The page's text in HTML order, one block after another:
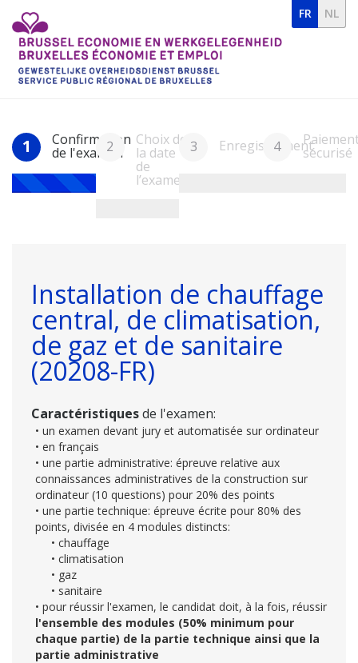
FR NL
1 Confirmation
de l'examen
2 Choix de
la date
de
l’examen
3 Enregistrement
4 sécurisé
Installation de chauffage
central, de climatisation,
de gaz et de sanitaire
(20208-FR)
Caractéristiquesde l'examen:
• un examen devant jury et automatisée sur ordinateur
• en français
• une partie administrative: épreuve relative aux
connaissances administratives de la construction sur
ordinateur (10 questions) pour 20% des points
• une partie technique: épreuve écrite pour 80% des
points, divisée en 4 modules distincts:
• chauffage
• climatisation
• gaz
• sanitaire
• pour réussir l'examen, le candidat doit, à la fois, réussir
l'ensemble des modules (50% minimum pour
chaque partie) de la partie technique ainsi que la
partie administrative